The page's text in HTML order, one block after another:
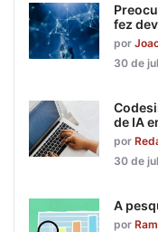
fez
por
30 de
de IA
por
30 de
A
por